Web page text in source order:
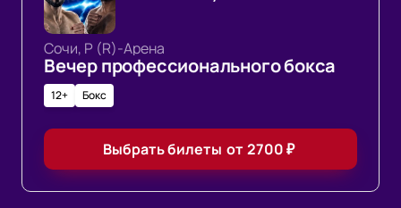
Сочи, Р (R)-Арена
Вечер профессионального бокса
12+ Бокс
Выбрать билеты от2700₽